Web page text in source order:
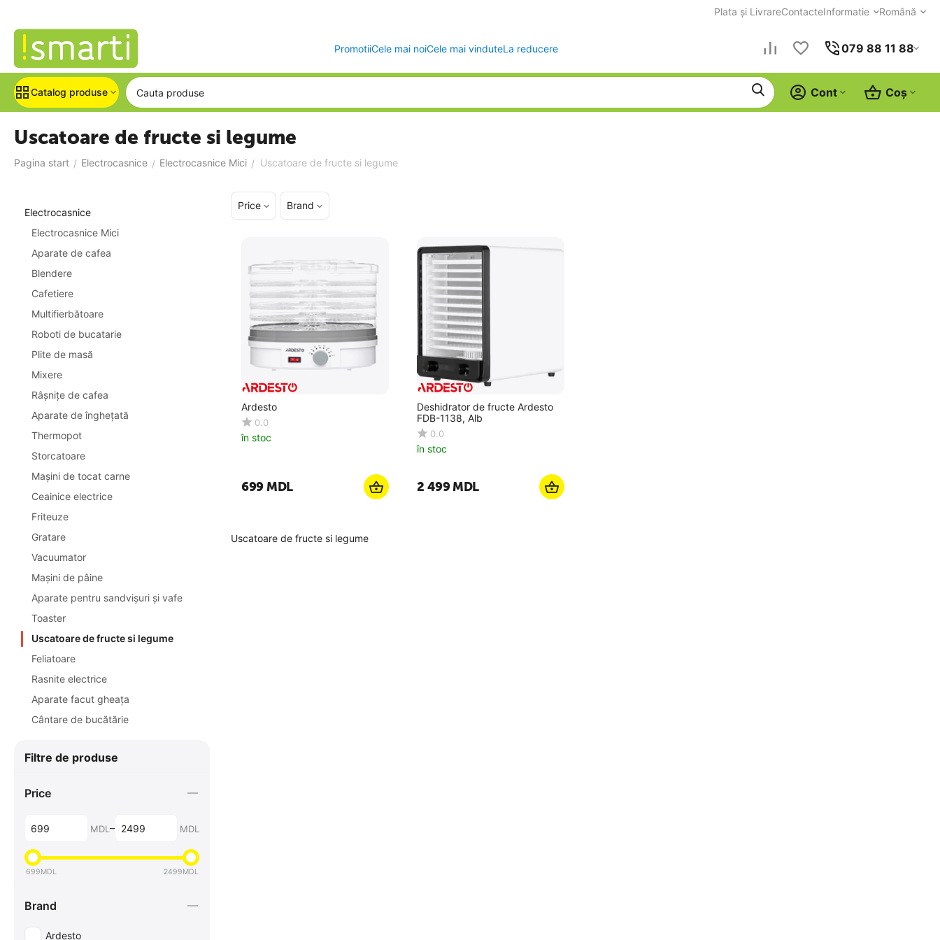
Plata și LivrareContacteInformatie Română
PromotiiCele mai noiCele mai vinduteLa reducere 079 88 11 88
Catalog produse Coș
Cont
Uscatoare de fructe si legume
Pagina start / Electrocasnice / Electrocasnice Mici / Uscatoare de fructe si legume
Price Brand
Uscatoare de fructe si legume
Ardesto
0.0
în stoc
‍699‍MDL
Deshidrator de fructe Ardesto
FDB-1138, Alb
0.0
în stoc
2 499MDL
Electrocasnice
Electrocasnice Mici
Aparate de cafea
Blendere
Cafetiere
Multifierbătoare
Roboti de bucatarie
Plite de masă
Mixere
Râşniţe de cafea
Aparate de îngheţată
Thermopot
Storcatoare
Maşini de tocat carne
Ceainice electrice
Friteuze
Gratare
Vacuumator
Maşini de pâine
Aparate pentru sandvişuri și vafe
Toaster
Uscatoare de fructe si legume
Feliatoare
Rasnite electrice
Aparate facut gheața
Cântarе de bucătărie
Filtre de produse
Price
MDL – MDL
699MDL 2499MDL
Brand
Ardesto